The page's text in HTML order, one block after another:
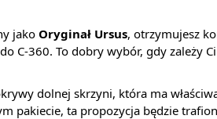
jako Oryginał Ursus, otrzymujesz
C-360. To dobry wybór, gdy zależy
dolnej skrzyni, która ma
pakiecie, ta propozycja będzie